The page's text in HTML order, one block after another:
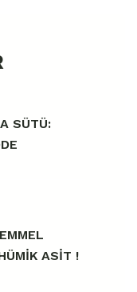
SÜTÜ:
ASİT !